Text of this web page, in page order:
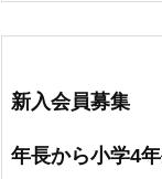
新入会員募集
年長から小学4